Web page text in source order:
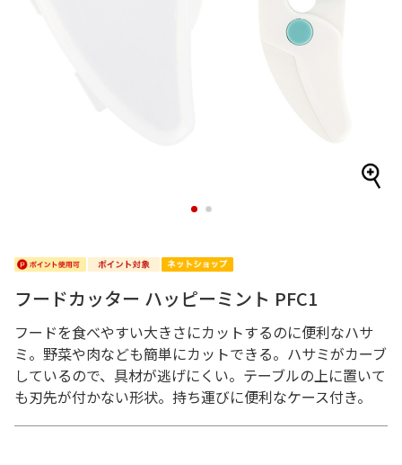
1 2
フードカッター ハッピーミント PFC1
フードを食べやすい大きさにカットするのに便利なハサ
ミ。野菜や肉なども簡単にカットできる。ハサミがカーブ
しているので、具材が逃げにくい。テーブルの上に置いて
も刃先が付かない形状。持ち運びに便利なケース付き。